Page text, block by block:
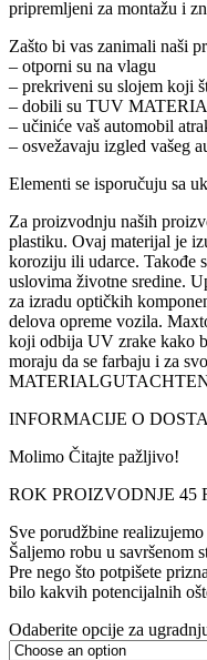
pripremljeni za montažu i
Zašto bi vas zanimali naši
– otporni su na vlagu
– prekriveni su slojem koji
– dobili su TUV
– učiniće vaš automobil
– osvežavaju izgled vašeg
Elementi se isporučuju sa
Za proizvodnju naših
plastiku. Ovaj materijal je
koroziju ili udarce. Takođe
uslovima životne sredine.
za izradu optičkih
delova opreme vozila.
koji odbija UV zrake kako
moraju da se farbaju i za
INFORMACIJE O
Molimo Čitajte pažljivo!
ROK PROIZVODNJE
Sve porudžbine
Šaljemo robu u savršenom
Pre nego što potpišete
bilo kakvih potencijalnih
Odaberite opcije za